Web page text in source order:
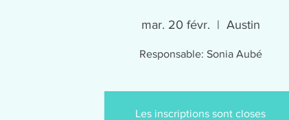
mar. 20 févr.
  |
Austin
Responsable: Sonia Aubé
Les inscriptions sont closes